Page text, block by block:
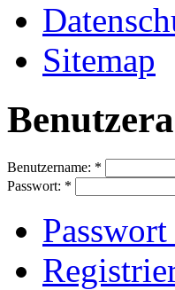
Sitemap
Benutzername: *
Passwort: *
Passwort